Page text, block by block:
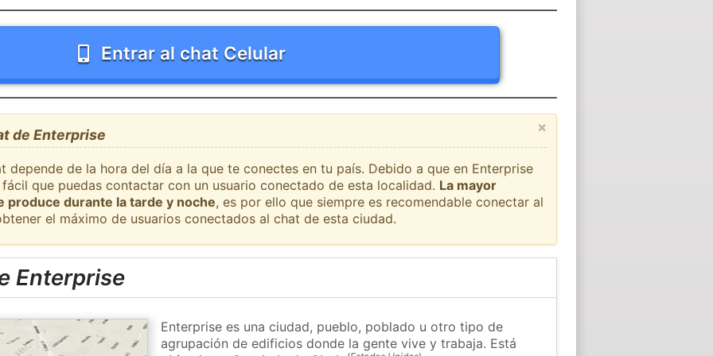
Entrar al chat Celular
×
de Enterprise
depende de la hora del día a la que te conectes en tu país. Debido a que en Enterprise
que puedas contactar con un usuario conectado de esta localidad. La mayor
produce durante la tarde y noche, es por ello que siempre es recomendable conectar al
el máximo de usuarios conectados al chat de esta ciudad.
Enterprise
Enterprise es una ciudad, pueblo, poblado u otro tipo de
agrupación de edificios donde la gente vive y trabaja. Está